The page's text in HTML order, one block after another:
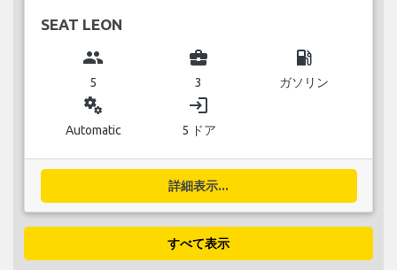
SEAT LEON
group
5
business_center
3
local_gas_station
ガソリン
miscellaneous_services
Automatic
login
5 ドア
詳細表示...
すべて表示